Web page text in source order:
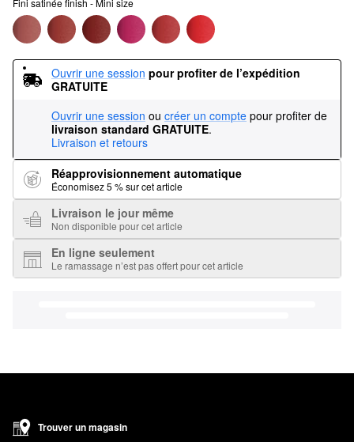
Fini satinée finish - Mini size
Ouvrir une session pour profiter de l’expédition
GRATUITE
Ouvrir une session ou créer un compte pour profiter de
livraison standard GRATUITE.
Livraison et retours
Réapprovisionnement automatique
Économisez 5 % sur cet article
Livraison le jour même
Non disponible pour cet article
En ligne seulement
Le ramassage n’est pas offert pour cet article
Trouver un magasin